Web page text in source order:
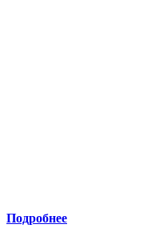
Подробнее